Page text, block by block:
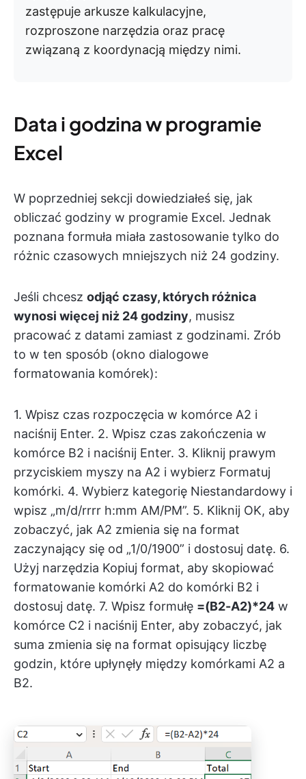
zastępuje arkusze kalkulacyjne,
rozproszone narzędzia oraz pracę
związaną z koordynacją między nimi.
Data i godzina w programie
Excel
W poprzedniej sekcji dowiedziałeś się, jak
obliczać godziny w programie Excel. Jednak
poznana formuła miała zastosowanie tylko do
różnic czasowych mniejszych niż 24 godziny.
Jeśli chcesz odjąć czasy, których różnica
wynosi więcej niż 24 godziny, musisz
pracować z datami zamiast z godzinami. Zrób
to w ten sposób (okno dialogowe
formatowania komórek):
1. Wpisz czas rozpoczęcia w komórce A2 i
naciśnij Enter. 2. Wpisz czas zakończenia w
komórce B2 i naciśnij Enter. 3. Kliknij prawym
przyciskiem myszy na A2 i wybierz Formatuj
komórki. 4. Wybierz kategorię Niestandardowy i
wpisz „m/d/rrrr h:mm AM/PM”. 5. Kliknij OK, aby
zobaczyć, jak A2 zmienia się na format
zaczynający się od „1/0/1900” i dostosuj datę. 6.
Użyj narzędzia Kopiuj format, aby skopiować
formatowanie komórki A2 do komórki B2 i
dostosuj datę. 7. Wpisz formułę =(B2-A2)*24 w
komórce C2 i naciśnij Enter, aby zobaczyć, jak
suma zmienia się na format opisujący liczbę
godzin, które upłynęły między komórkami A2 a
B2.